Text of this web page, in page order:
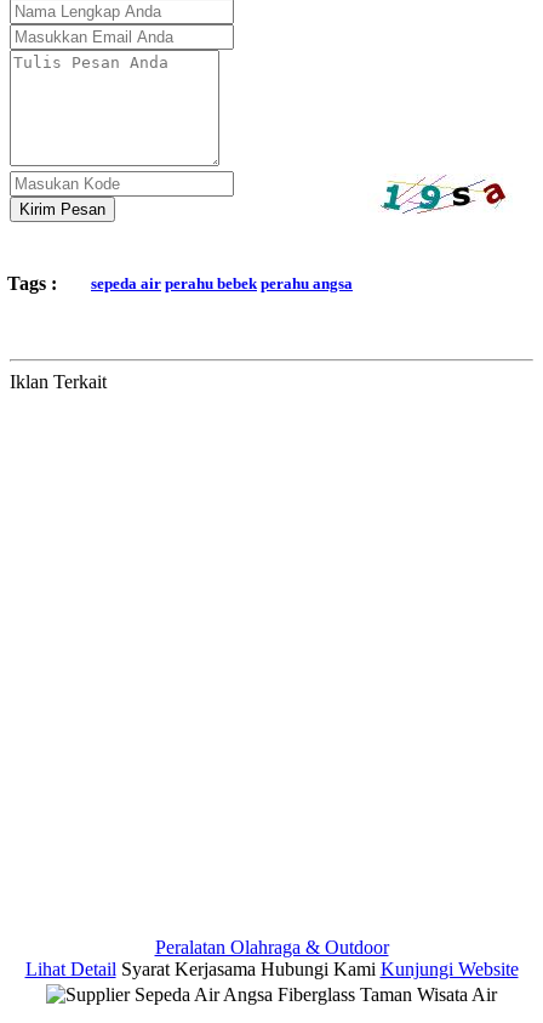
Kirim Pesan
Tags : sepeda air perahu bebek perahu angsa
Iklan Terkait
Peralatan Olahraga & Outdoor
Lihat Detail Syarat Kerjasama Hubungi Kami Kunjungi Website